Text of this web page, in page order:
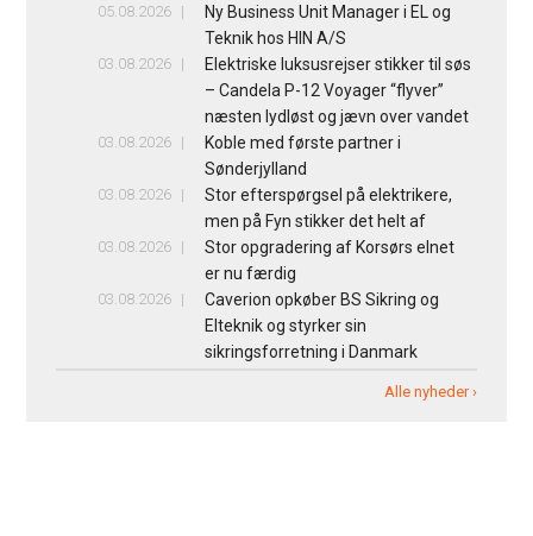
05.08.2026
Ny Business Unit Manager i EL og
Teknik hos HIN A/S
03.08.2026
Elektriske luksusrejser stikker til søs
– Candela P-12 Voyager “flyver”
næsten lydløst og jævn over vandet
03.08.2026
Koble med første partner i
Sønderjylland
03.08.2026
Stor efterspørgsel på elektrikere,
men på Fyn stikker det helt af
03.08.2026
Stor opgradering af Korsørs elnet
er nu færdig
03.08.2026
Caverion opkøber BS Sikring og
Elteknik og styrker sin
sikringsforretning i Danmark
Alle nyheder ›